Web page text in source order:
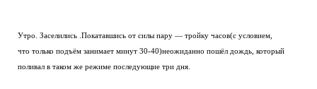
Утро. Заселились .Покатавшись от силы пару — тройку часов(с условием,
что только подъём занимает минут 30-40)неожиданно пошёл дождь, который
поливал в таком же режиме последующие три дня.